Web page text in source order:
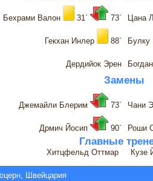
Бехрами Валон 31` 73` Цана
Гекхан Инлер 88` Булку
Дердийок Эрен
Замены
Джемайли Блерим 73` Чани
Дрмич Йосип 90` Роши
Главные
Хитцфельд Оттмар Кузе
Швейцария